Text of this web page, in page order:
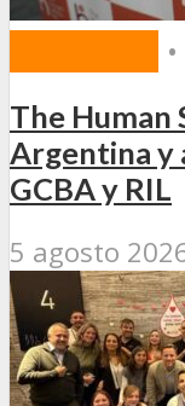
•
The Human
Argentina y
GCBA y RIL
5 agosto